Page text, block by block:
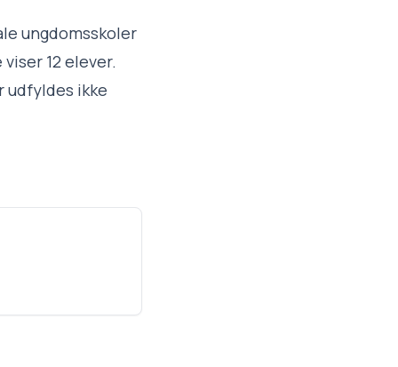
ungdomsskoler
12 elever.
udfyldes ikke